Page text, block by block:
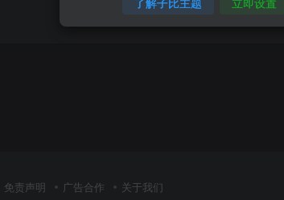
免责声明 广告合作 关于我们